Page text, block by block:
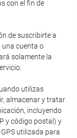
con el fin de
de suscribirte a
una cuenta o
solamente la
utilizas
almacenar y tratar
incluyendo
y código postal) y
utilizada para